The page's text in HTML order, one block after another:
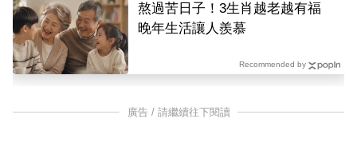
熬過苦日子！3生肖越老越有福
晚年生活讓人羨慕
Recommended by
廣告 / 請繼續往下閱讀